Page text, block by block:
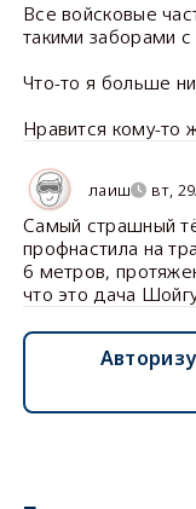
Все войсковые
такими заборами
Что-то я больше
Нравится кому-то
лаиш вт,
Самый страшный
профнастила на
6 метров,
что это дача